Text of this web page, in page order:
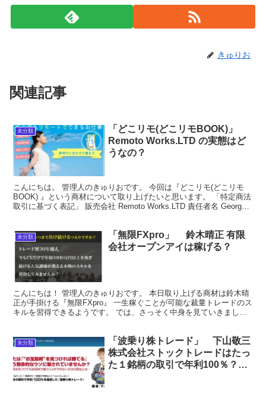
きゅりお
関連記事
未分類
「どこリモ(どこリモBOOK)」
Remoto Works.LTD の実態はど
うなの？
こんにちは。 管理人のきゅりおです。 今回は『どこリモ(どこリモ
BOOK) 』という商材について取り上げたいと思います。 「特定商法
取引に基づく表記」 販売会社 Remoto Works.LTD 責任者名 George
未分類
「無限FXpro」 鈴木晴正 有限
会社オープンアイは稼げる？
こんにちは！ 管理人のきゅりおです。 本日取り上げる商材は鈴木晴
正が手掛ける『無限FXpro』 一生稼ぐことが可能な裁量トレードのス
キルを習得できるようです。 では、さっそく中身を見ていきましょ
未分類
「波乗り株トレード」 下山敬三
株式会社ストックトレードはたっ
た１銘柄の取引で年利100％？可